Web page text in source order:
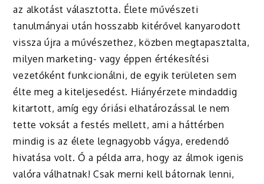
az alkotást választotta. Élete művészeti
tanulmányai után hosszabb kitérővel kanyarodott
vissza újra a művészethez, közben megtapasztalta,
milyen marketing- vagy éppen értékesítési
vezetőként funkcionálni, de egyik területen sem
élte meg a kiteljesedést. Hiányérzete mindaddig
kitartott, amíg egy óriási elhatározással le nem
tette voksát a festés mellett, ami a háttérben
mindig is az élete legnagyobb vágya, eredendő
hivatása volt. Ő a példa arra, hogy az álmok igenis
valóra válhatnak! Csak merni kell bátornak lenni,